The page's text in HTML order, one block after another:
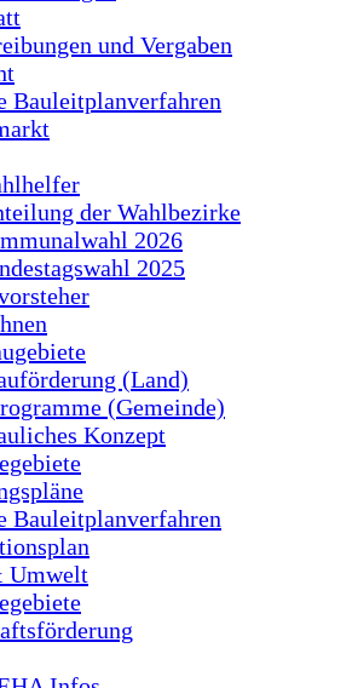
und Vergaben
Bauleitplanverfahren
der Wahlbezirke
2026
2025
(Land)
(Gemeinde)
Konzept
Bauleitplanverfahren
Umwelt